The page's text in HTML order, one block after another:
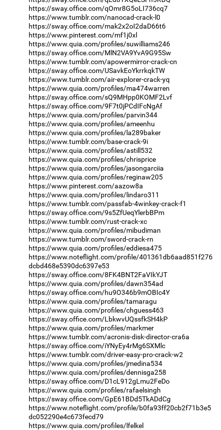
https://sway.office.com/qOmr8G5oLI736cq7
https://www.tumblr.com/nanocad-crack-l0
https://sway.office.com/mak2x2oI2daD66t6
https://www.pinterest.com/mf1j0xl
https://www.quia.com/profiles/suwilliams246
https://sway.office.com/MlN2VA9YvA9G95Sw
https://www.tumblr.com/apowermirror-crack-cn
https://sway.office.com/USavkEoYkrrkqkTW
https://www.tumblr.com/air-explorer-crack-yq
https://www.quia.com/profiles/ma474warren
https://sway.office.com/sQ9MHpp0KOMF2Lvf
https://sway.office.com/9F7t0jPCdIFcNgAf
https://www.quia.com/profiles/parvin344
https://www.quia.com/profiles/ameenhu
https://www.quia.com/profiles/la289baker
https://www.tumblr.com/base-crack-9i
https://www.quia.com/profiles/astill532
https://www.quia.com/profiles/chrisprice
https://www.quia.com/profiles/jasongarciia
https://www.quia.com/profiles/reginaw205
https://www.pinterest.com/aazow8a
https://www.quia.com/profiles/lindaro311
https://www.tumblr.com/passfab-4winkey-crack-f1
https://sway.office.com/9s5ZfUeqYlerbBPm
https://www.tumblr.com/rust-crack-xc
https://www.quia.com/profiles/mibudiman
https://www.tumblr.com/sword-crack-rn
https://www.quia.com/profiles/eddiesa475
https://www.noteflight.com/profile/401361db6aad851f276
dcbd468e5390dc6397e53
https://sway.office.com/8FK4BNT2FaVIkYJT
https://www.quia.com/profiles/dawn354ad
https://sway.office.com/hu9O346b9mOBIc4Y
https://www.quia.com/profiles/tamaragu
https://www.quia.com/profiles/chguess463
https://sway.office.com/LbkwvUQssfkSH4kP
https://www.quia.com/profiles/markmer
https://www.tumblr.com/acronis-disk-director-cra6a
https://sway.office.com/iYNyEy4rMg6SXMlc
https://www.tumblr.com/driver-easy-pro-crack-w2
https://www.quia.com/profiles/jmedina534
https://www.quia.com/profiles/dennisga258
https://sway.office.com/D1cL912gLmu2FeDo
https://www.quia.com/profiles/rafaelsingh
https://sway.office.com/GpE61BDd5TkADdCg
https://www.noteflight.com/profile/b0fa93ff20cb2f71b3e5
dc052290e4c673fecd79
https://www.quia.com/profiles/lfelkel